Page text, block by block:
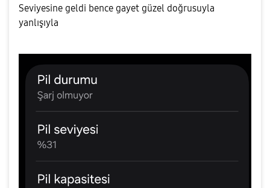
Seviyesine geldi bence gayet güzel doğrusuyla
yanlışıyla